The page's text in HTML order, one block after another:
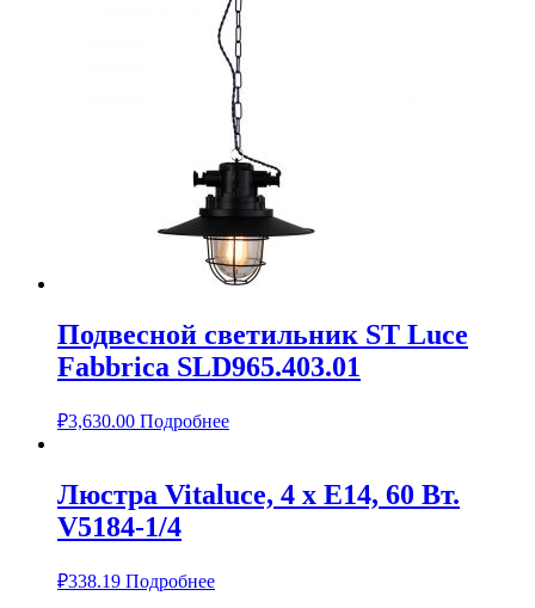
Подвесной светильник ST Luce
Fabbrica SLD965.403.01
₽3,630.00 Подробнее
Люстра Vitaluce, 4 х Е14, 60 Вт.
V5184-1/4
₽338.19 Подробнее